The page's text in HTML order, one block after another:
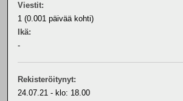
Viestit:
1 (0.001 päivää kohti)
Ikä:
-
Rekisteröitynyt:
24.07.21 - klo: 18.00